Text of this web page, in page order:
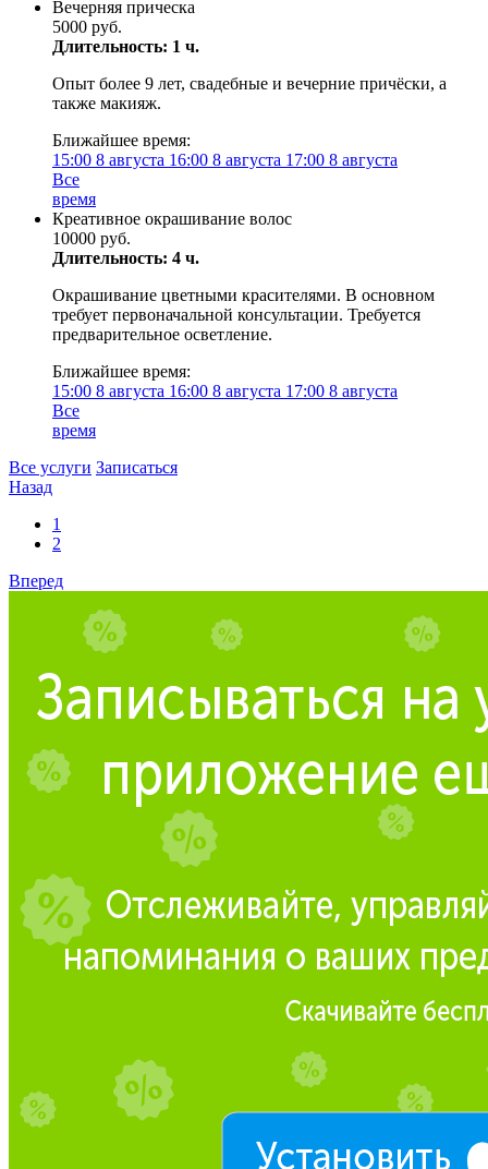
Вечерняя прическа
5000 руб.
Длительность: 1 ч.
Опыт более 9 лет, свадебные и вечерние причёски, а
также макияж.
Ближайшее время:
15:00 8 августа 16:00 8 августа 17:00 8 августа
Все
время
Креативное окрашивание волос
10000 руб.
Длительность: 4 ч.
Окрашивание цветными красителями. В основном
требует первоначальной консультации. Требуется
предварительное осветление.
Ближайшее время:
15:00 8 августа 16:00 8 августа 17:00 8 августа
Все
время
Все услуги Записаться
Назад
1
2
Вперед